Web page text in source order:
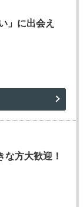
」に出会え
方大歓迎！